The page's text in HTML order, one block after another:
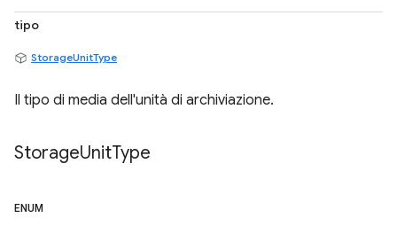
tipo
StorageUnitType
Il tipo di media dell'unità di archiviazione.
StorageUnitType
ENUM